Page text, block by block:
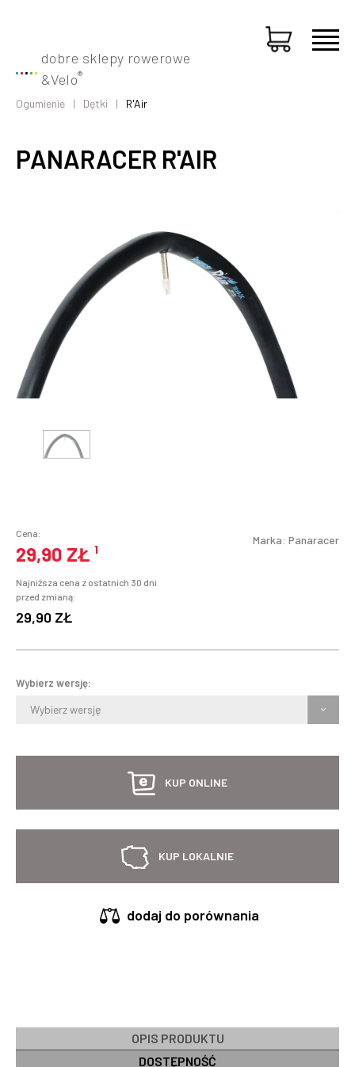
dobre sklepy rowerowe
&Velo®
Ogumienie Dętki R'Air
PANARACER R'AIR
Cena:
29,90 ZŁ ¹
Najniższa cena z ostatnich 30 dni
przed zmianą:
29,90 ZŁ
Marka: Panaracer
Wybierz wersję:
Wybierz wersję
KUP ONLINE
KUP LOKALNIE
dodaj do porównania
OPIS PRODUKTU
DOSTĘPNOŚĆ